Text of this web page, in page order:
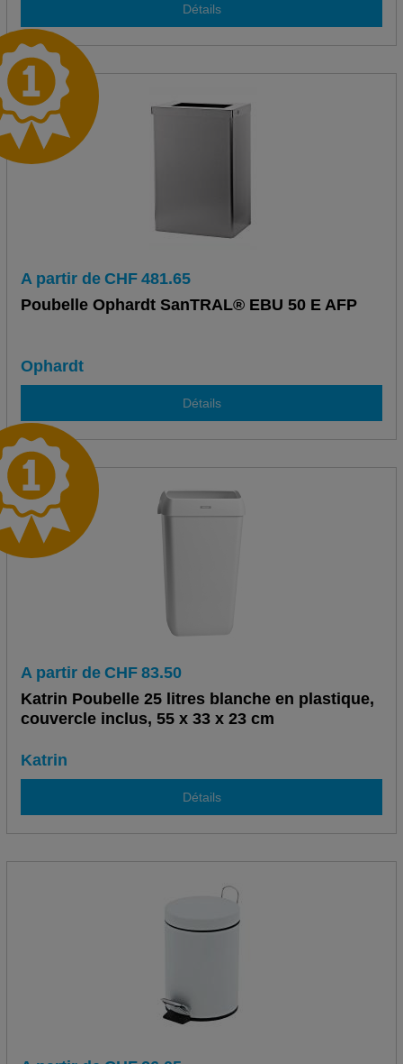
Détails
A partir de CHF 481.65
Poubelle Ophardt SanTRAL® EBU 50 E AFP
Ophardt
Détails
A partir de CHF 83.50
Katrin Poubelle 25 litres blanche en plastique,
couvercle inclus, 55 x 33 x 23 cm
Katrin
Détails